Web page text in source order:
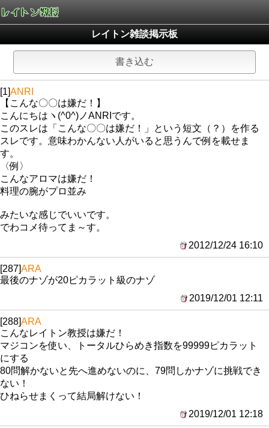
レイトン雑談掲示板
書き込む
[1]ANRI
【こんな〇〇は嫌だ！】
こんにちはヽ(^0^)ノANRIです。
このスレは「こんな〇〇は嫌だ！」という短文（？）を作る
スレです。意味わかんない人がいると思うんで例を載せま
す。
〈例〉
こんなアロマは嫌だ！
料理の腕がプロ並み
みたいな感じでいいです。
でわコメ待ってま～す。
2012/12/24 16:10
[287]ARA
最後のナゾが20ピカラット級のナゾ
2019/12/01 12:11
[288]ARA
こんなレイトン教授は嫌だ！
マジコンを使い、トータルひらめき指数を99999ピカラット
にする
80問解かないと先へ進めないのに、79問しかナゾに挑戦でき
ない！
ひねらせまくって結局解けない！
2019/12/01 12:18